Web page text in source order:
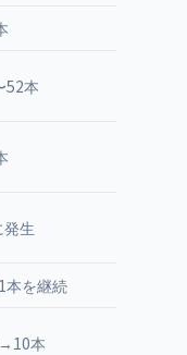
52本
生
を継続
本